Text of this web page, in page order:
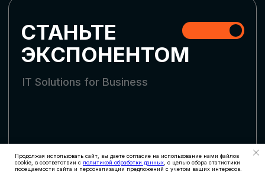
Продолжая использовать сайт, вы даете согласие на использование нами файлов
cookie, в соответствии с политикой обработки данных , с целью сбора статистики
посещаемости сайта и персонализации предложений с учетом ваших интересов.